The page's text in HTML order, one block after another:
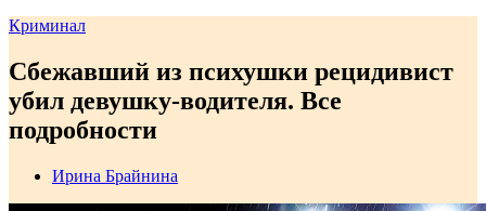
Криминал
Сбежавший из психушки рецидивист
убил девушку-водителя. Все
подробности
Ирина Брайнина